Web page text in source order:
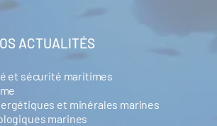
ACTUALITÉS
et sécurité maritimes
et minérales marines
marines